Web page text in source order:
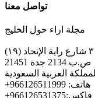
تواصل معنا
مجلة اراء حول الخليج
الإتحاد (١٩)
ص.ب 2134 جدة 21451
المملكة العربية السعودية
+هاتف: 966126511999
+فاكس:966126531375